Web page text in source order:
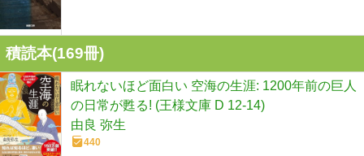
積読本(169冊)
眠れないほど面白い 空海の生涯: 1200年前の巨人
の日常が甦る! (王様文庫 D 12-14)
由良 弥生
440